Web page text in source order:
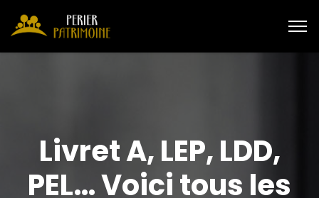
Livret A, LEP, LDD,
PEL… Voici tous les